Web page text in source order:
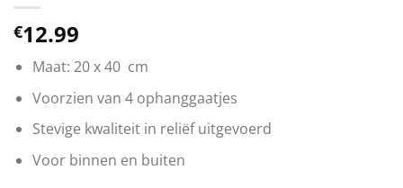
€12.99
Maat: 20 x 40 cm
Voorzien van 4 ophanggaatjes
Stevige kwaliteit in reliëf uitgevoerd
Voor binnen en buiten